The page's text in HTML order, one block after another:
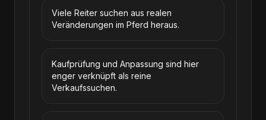
Viele Reiter suchen aus realen
Veränderungen im Pferd heraus.
Kaufprüfung und Anpassung sind hier
enger verknüpft als reine
Verkaufssuchen.